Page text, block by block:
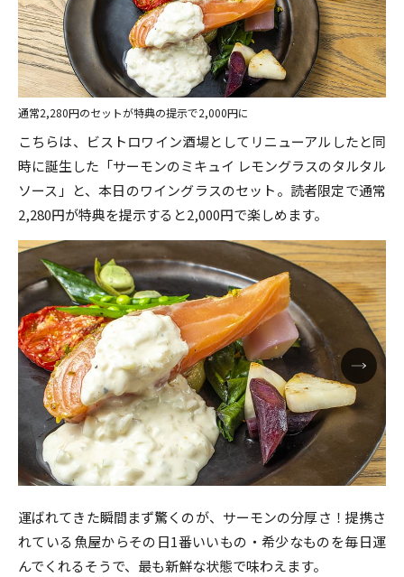
通常2,280円のセットが特典の提示で2,000円に
こちらは、ビストロワイン酒場としてリニューアルしたと同
時に誕生した「サーモンのミキュイ レモングラスのタルタル
ソース」と、本日のワイングラスのセット。読者限定で通常
2,280円が特典を提示すると2,000円で楽しめます。
運ばれてきた瞬間まず驚くのが、サーモンの分厚さ！提携さ
れている魚屋からその日1番いいもの・希少なものを毎日運
んでくれるそうで、最も新鮮な状態で味わえます。